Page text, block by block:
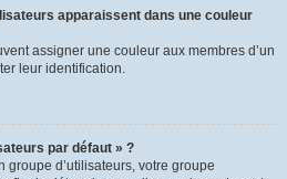
apparaissent dans une couleur
assigner une couleur aux membres d’un
leur identification.
par défaut » ?
groupe d’utilisateurs, votre groupe